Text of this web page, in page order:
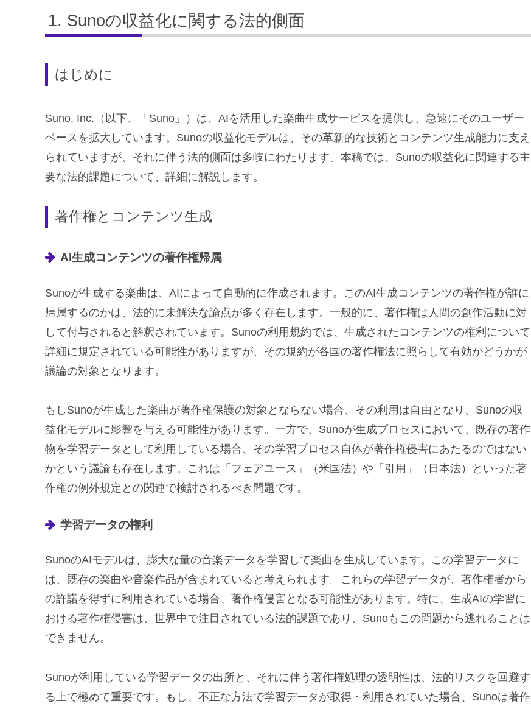
Sunoの収益化に関する法的側面
はじめに
Suno, Inc.（以下、「Suno」）は、AIを活用した楽曲生成サービスを提供し、急速にそのユーザー
ベースを拡大しています。Sunoの収益化モデルは、その革新的な技術とコンテンツ生成能力に支え
られていますが、それに伴う法的側面は多岐にわたります。本稿では、Sunoの収益化に関連する主
要な法的課題について、詳細に解説します。
著作権とコンテンツ生成
AI生成コンテンツの著作権帰属
Sunoが生成する楽曲は、AIによって自動的に作成されます。このAI生成コンテンツの著作権が誰に
帰属するのかは、法的に未解決な論点が多く存在します。一般的に、著作権は人間の創作活動に対
して付与されると解釈されています。Sunoの利用規約では、生成されたコンテンツの権利について
詳細に規定されている可能性がありますが、その規約が各国の著作権法に照らして有効かどうかが
議論の対象となります。
もしSunoが生成した楽曲が著作権保護の対象とならない場合、その利用は自由となり、Sunoの収
益化モデルに影響を与える可能性があります。一方で、Sunoが生成プロセスにおいて、既存の著作
物を学習データとして利用している場合、その学習プロセス自体が著作権侵害にあたるのではない
かという議論も存在します。これは「フェアユース」（米国法）や「引用」（日本法）といった著
作権の例外規定との関連で検討されるべき問題です。
学習データの権利
SunoのAIモデルは、膨大な量の音楽データを学習して楽曲を生成しています。この学習データに
は、既存の楽曲や音楽作品が含まれていると考えられます。これらの学習データが、著作権者から
の許諾を得ずに利用されている場合、著作権侵害となる可能性があります。特に、生成AIの学習に
おける著作権侵害は、世界中で注目されている法的課題であり、Sunoもこの問題から逃れることは
できません。
Sunoが利用している学習データの出所と、それに伴う著作権処理の透明性は、法的リスクを回避す
る上で極めて重要です。もし、不正な方法で学習データが取得・利用されていた場合、Sunoは著作